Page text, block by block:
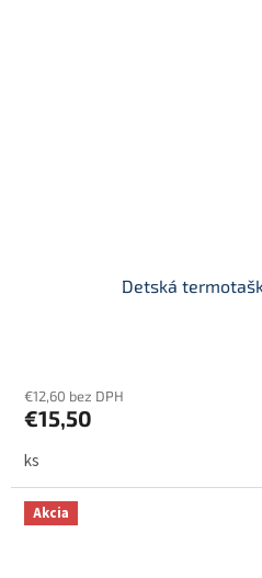
Detská
€12,60 bez DPH
€15,50
ks
Akcia